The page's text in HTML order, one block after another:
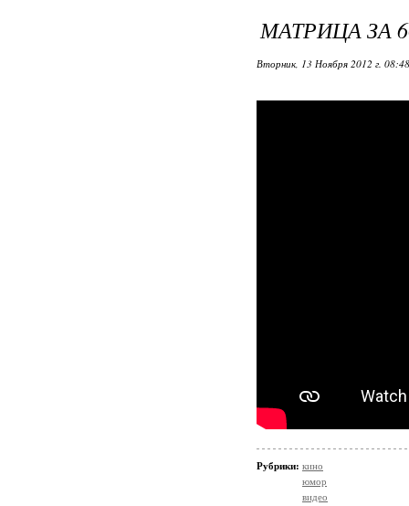
МАТРИЦА ЗА
Вторник, 13 Ноября 2012 г.
Рубрики: кино
юмор
видео